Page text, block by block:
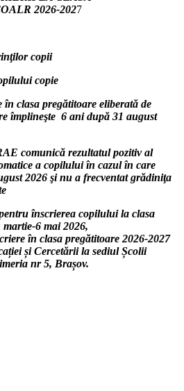
2026-2027
copii
copie
clasa pregătitoare eliberată de
împlineşte 6 ani după 31 august
comunică rezultatul pozitiv al
a copilului în cazul în care
2026 şi nu a frecventat grădiniţa
înscrierea copilului la clasa
6 mai 2026,
în clasa pregătitoare 2026-2027
și Cercetării la sediul Școlii
nr 5, Brașov.